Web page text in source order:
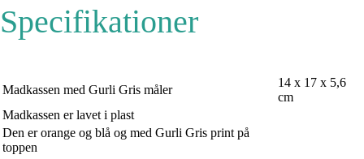
Specifikationer
Madkassen med Gurli Gris måler
14 x 17 x 5,6
cm
Madkassen er lavet i plast
Den er orange og blå og med Gurli Gris print på
toppen